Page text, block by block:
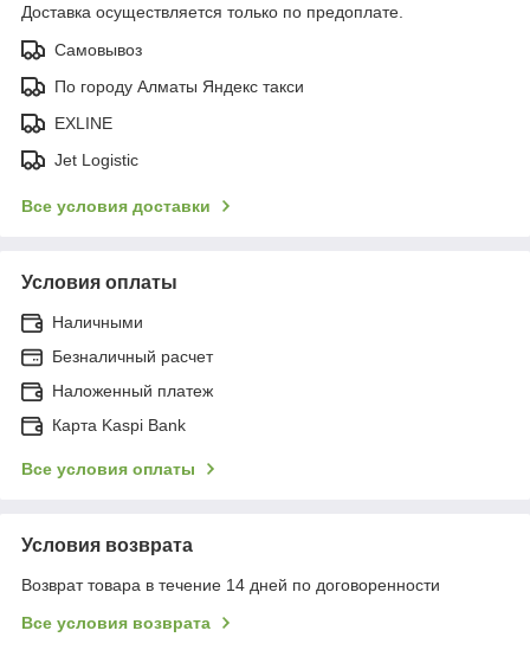
Доставка осуществляется только по предоплате.
Самовывоз
По городу Алматы Яндекс такси
EXLINE
Jet Logistic
Все условия доставки
Условия оплаты
Наличными
Безналичный расчет
Наложенный платеж
Карта Kaspi Bank
Все условия оплаты
Условия возврата
Возврат товара в течение 14 дней по договоренности
Все условия возврата